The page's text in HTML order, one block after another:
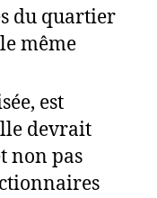
du quartier
même
est
devrait
non pas